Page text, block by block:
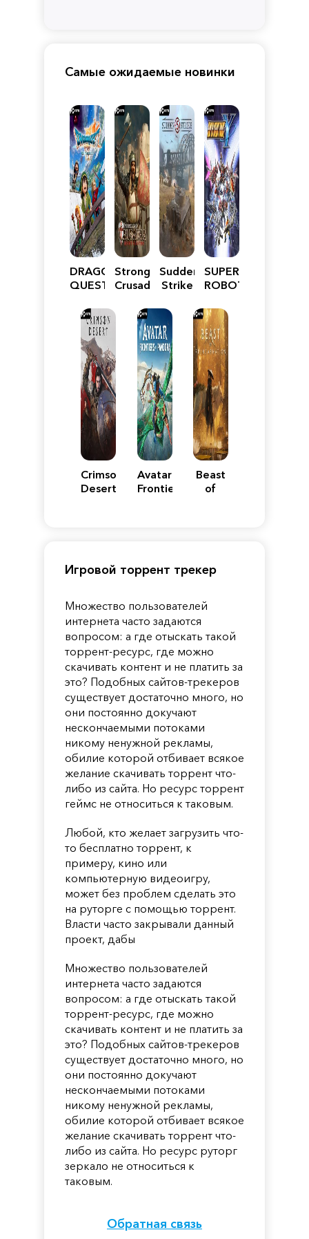
Самые ожидаемые новинки
DRAGON
QUEST
Reimagined
Stronghold
Crusader:
Edition
Sudden
Strike
SUPER
ROBOT
Y
Crimson
Desert
Avatar:
Frontiers
Beast
of
Игровой торрент трекер
Множество пользователей
интернета часто задаются
вопросом: а где отыскать такой
торрент-ресурс, где можно
скачивать контент и не платить за
это? Подобных сайтов-трекеров
существует достаточно много, но
они постоянно докучают
нескончаемыми потоками
никому ненужной рекламы,
обилие которой отбивает всякое
желание скачивать торрент что-
либо из сайта. Но ресурс торрент
геймс не относиться к таковым.
Любой, кто желает загрузить что-
то бесплатно торрент, к
примеру, кино или
компьютерную видеоигру,
может без проблем сделать это
на руторге с помощью торрент.
Власти часто закрывали данный
проект, дабы
Множество пользователей
интернета часто задаются
вопросом: а где отыскать такой
торрент-ресурс, где можно
скачивать контент и не платить за
это? Подобных сайтов-трекеров
существует достаточно много, но
они постоянно докучают
нескончаемыми потоками
никому ненужной рекламы,
обилие которой отбивает всякое
желание скачивать торрент что-
либо из сайта. Но ресурс руторг
зеркало не относиться к
таковым.
Обратная связь